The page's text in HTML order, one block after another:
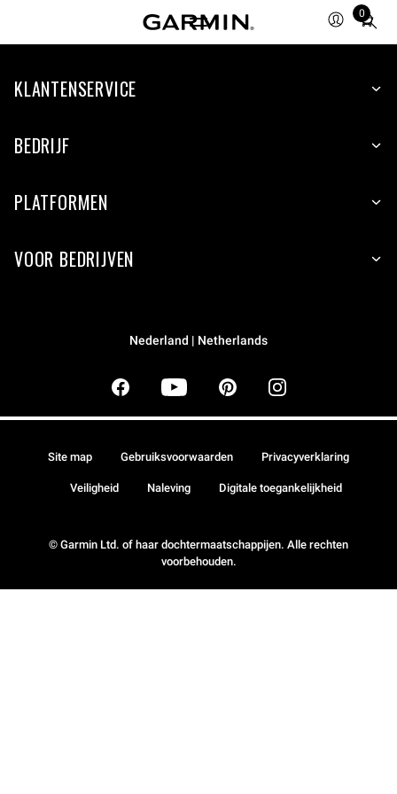
0
Total
items
cart:
KLANTENSERVICE
BEDRIJF
PLATFORMEN
VOOR BEDRIJVEN
Nederland | Netherlands
© Garmin Ltd. of haar dochtermaatschappijen. Alle rechten
voorbehouden.
Site map Gebruiksvoorwaarden Privacyverklaring
Veiligheid Naleving Digitale toegankelijkheid